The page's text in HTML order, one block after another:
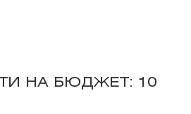
НА БЮДЖЕТ: 10